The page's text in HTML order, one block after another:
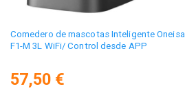
Comedero de mascotas Inteligente Oneisall
F1-M 3L WiFi/ Control desde APP
57,50 €